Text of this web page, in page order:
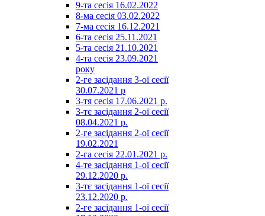
9-та сесія 16.02.2022
8-ма сесія 03.02.2022
7-ма сесія 16.12.2021
6-та сесія 25.11.2021
5-та сесія 21.10.2021
4-та сесія 23.09.2021
року
2-ге засідання 3-ої сесії
30.07.2021 р
3-тя сесія 17.06.2021 р.
3-тє засідання 2-ої сесії
08.04.2021 р.
2-ге засідання 2-ої сесії
19.02.2021
2-га сесія 22.01.2021 р.
4-те засідання 1-ої сесії
29.12.2020 р.
3-тє засідання 1-ої сесії
23.12.2020 р.
2-ге засідання 1-ої сесії